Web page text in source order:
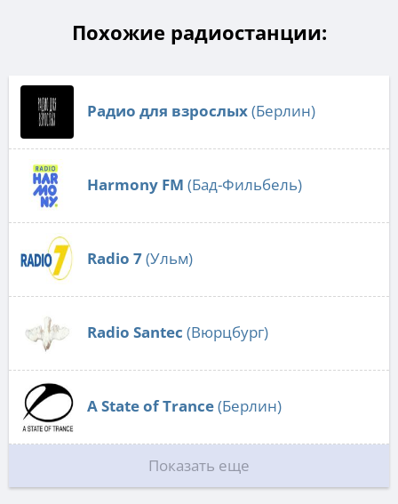
Похожие радиостанции:
Радио для взрослых(Берлин)
Harmony FM (Бад-Фильбель)
Radio 7(Ульм)
Radio Santec (Вюрцбург)
A State of Trance(Берлин)
Показать еще